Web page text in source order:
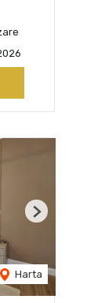
Harta
Next